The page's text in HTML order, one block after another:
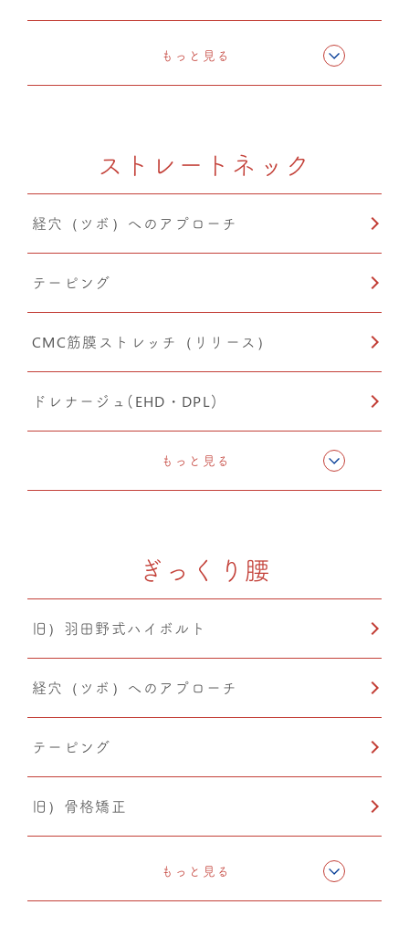
CMC筋膜ストレッチ（リリース）
PIA(ピア)
産後矯正
自律神経調整
O脚矯正
もっと見る
ストレートネック
経穴（ツボ）へのアプローチ
テーピング
CMC筋膜ストレッチ（リリース）
ドレナージュ(EHD・DPL)
もっと見る
ぎっくり腰
旧）羽田野式ハイボルト
経穴（ツボ）へのアプローチ
テーピング
旧）骨格矯正
CMC筋膜ストレッチ（リリース）
もっと見る